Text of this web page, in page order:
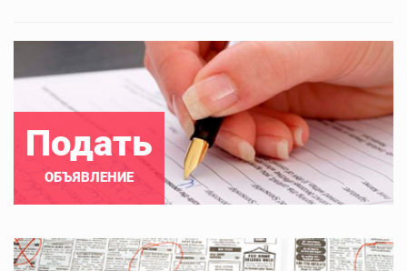
Подать
ОБЪЯВЛЕНИЕ